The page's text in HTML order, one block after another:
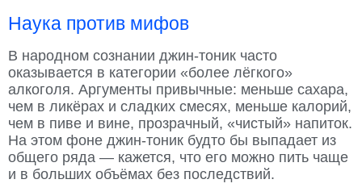
Наука против мифов
В народном сознании джин-тоник часто
оказывается в категории «более лёгкого»
алкоголя. Аргументы привычные: меньше сахара,
чем в ликёрах и сладких смесях, меньше калорий,
чем в пиве и вине, прозрачный, «чистый» напиток.
На этом фоне джин-тоник будто бы выпадает из
общего ряда — кажется, что его можно пить чаще
и в больших объёмах без последствий.